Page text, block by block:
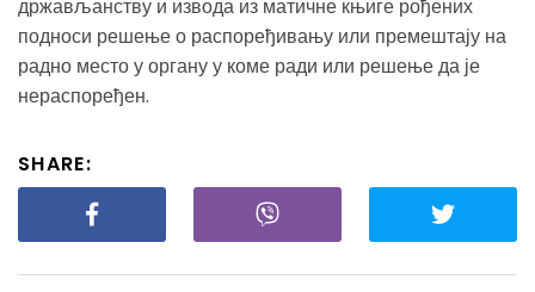
држављанству и извода из матичне књиге рођених
подноси решење о распоређивању или премештају на
радно место у органу у коме ради или решење да је
нераспоређен.
SHARE: